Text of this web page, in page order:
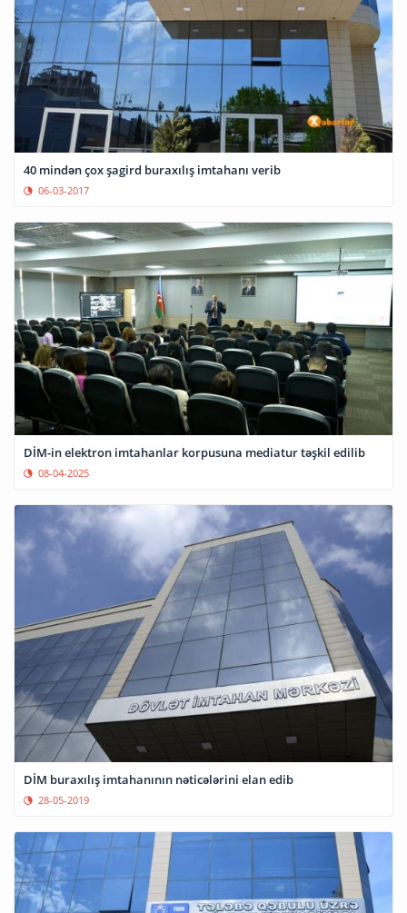
40 mindən çox şagird buraxılış imtahanı verib
06-03-2017
DİM-in elektron imtahanlar korpusuna mediatur təşkil edilib
08-04-2025
DİM buraxılış imtahanının nəticələrini elan edib
28-05-2019